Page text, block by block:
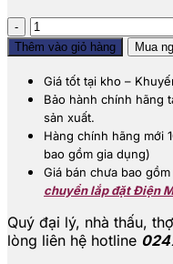
Máy
giặt
Aqua
10
Kg
AQW-
FR101GT.BK
số
lượng
Thêm vào giỏ hàng Mua
Giá tốt tại kho –
Bảo hành chính hãng
sản xuất.
Hàng chính hãng mới
bao gồm gia dụng)
Giá bán chưa bao
chuyển lắp đặt Điện
Quý đại lý, nhà thấu,
lòng liên hệ hotline